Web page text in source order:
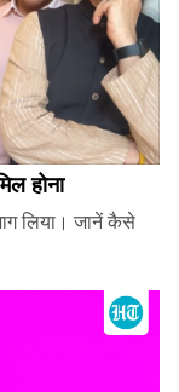
होना
लिया। जानें कैसे